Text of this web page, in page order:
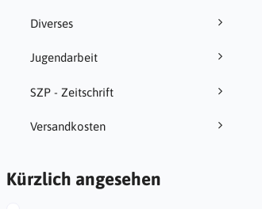
Diverses
Jugendarbeit
SZP - Zeitschrift
Versandkosten
Kürzlich angesehen